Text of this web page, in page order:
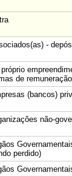
-
próprio
de remuneração
(bancos)
não-
perdido)